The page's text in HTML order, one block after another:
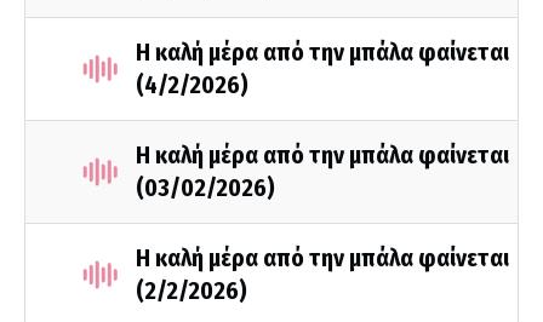
Η καλή μέρα από την μπάλα φαίνεται
(4/2/2026)
Η καλή μέρα από την μπάλα φαίνεται
(03/02/2026)
Η καλή μέρα από την μπάλα φαίνεται
(2/2/2026)